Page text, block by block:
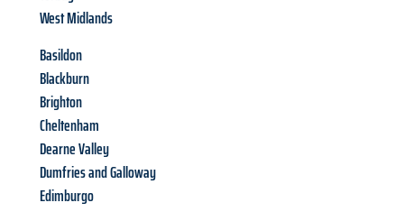
West Midlands
Basildon
Blackburn
Brighton
Cheltenham
Dearne Valley
Dumfries and Galloway
Edimburgo